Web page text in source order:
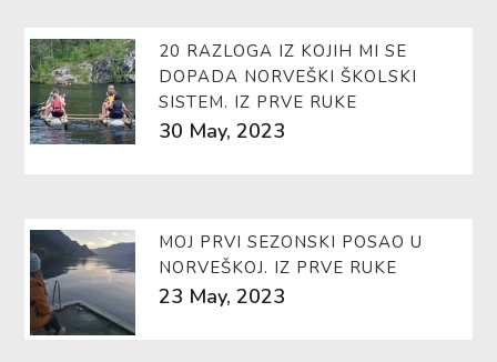
20 RAZLOGA IZ KOJIH MI SE
DOPADA NORVEŠKI ŠKOLSKI
SISTEM. IZ PRVE RUKE
30 May, 2023
MOJ PRVI SEZONSKI POSAO U
NORVEŠKOJ. IZ PRVE RUKE
23 May, 2023